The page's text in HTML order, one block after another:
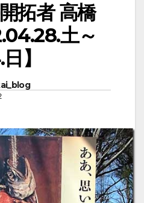
拓者 高橋
土～
】